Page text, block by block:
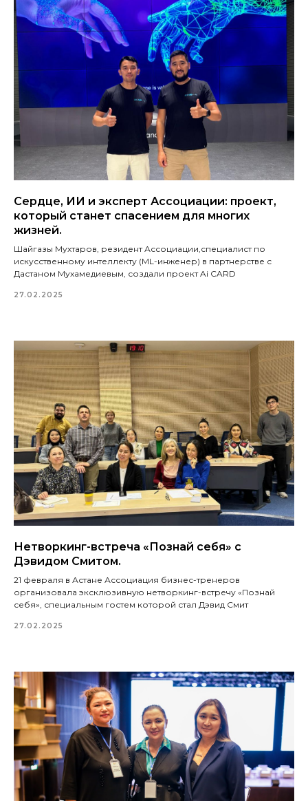
Сердце, ИИ и эксперт Ассоциации: проект,
который станет спасением для многих
жизней.
Шайгазы Мухтаров, резидент Ассоциации,специалист по
искусственному интеллекту (ML-инженер) в партнерстве с
Дастаном Мухамедиевым, создали проект Ai CARD
27.02.2025
Нетворкинг-встреча «Познай себя» с
Дэвидом Смитом.
21 февраля в Астане Ассоциация бизнес-тренеров
организовала эксклюзивную нетворкинг-встречу «Познай
себя», специальным гостем которой стал Дэвид Смит
27.02.2025